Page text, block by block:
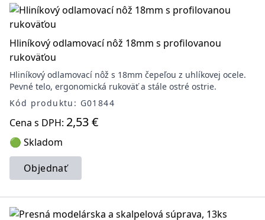
Hliníkový odlamovací nôž 18mm s profilovanou
rukoväťou
Hliníkový odlamovací nôž s 18mm čepeľou z uhlíkovej ocele.
Pevné telo, ergonomická rukoväť a stále ostré ostrie.
Kód produktu: G01844
Cena s DPH: 2,53 €
🟢 Skladom
Objednať